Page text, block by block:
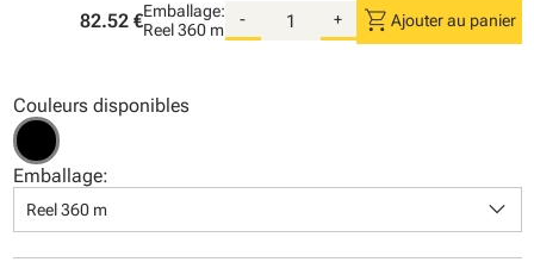
82.52 €Emballage:
Reel360 m
- + shopping_cart Ajouter au panier
Couleurs disponibles
Emballage:
Reel 360 m keyboard_arrow_down